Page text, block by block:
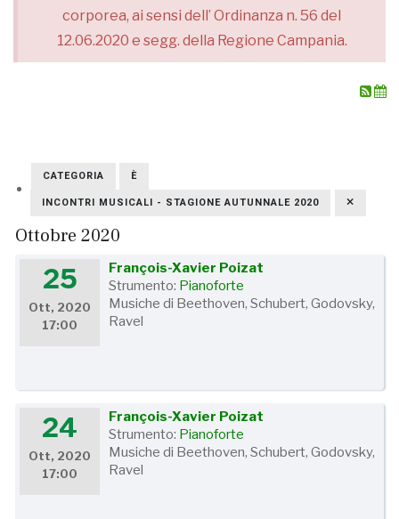
corporea, ai sensi dell’ Ordinanza n. 56 del
12.06.2020 e segg. della Regione Campania.
CATEGORIA È
INCONTRI MUSICALI - STAGIONE AUTUNNALE 2020
Ottobre 2020
25
Ott, 2020
17:00
François-Xavier Poizat
Strumento: Pianoforte
Musiche di Beethoven, Schubert, Godovsky,
Ravel
24
Ott, 2020
17:00
François-Xavier Poizat
Strumento: Pianoforte
Musiche di Beethoven, Schubert, Godovsky,
Ravel